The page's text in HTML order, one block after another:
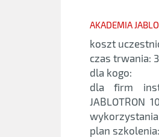
AKADEMIA
koszt
czas trwania:
dla kogo:
dla firm
plan szkolenia: